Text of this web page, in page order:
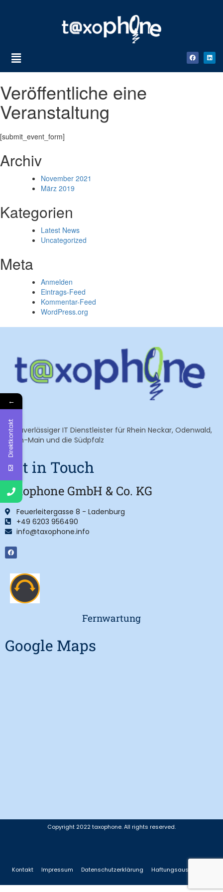
Veröffentliche eine
Veranstaltung
[submit_event_form]
Archiv
November 2021
März 2019
Kategorien
Latest News
Uncategorized
Meta
Anmelden
Eintrags-Feed
Kommentar-Feed
WordPress.org
Ihr zuverlässiger IT Dienstleister für Rhein Neckar, Odenwald,
Rhein-Main und die Südpfalz
Get in Touch
taxophone GmbH & Co. KG
Feuerleitergasse 8 - Ladenburg
+49 6203 956490
info@taxophone.info
Fernwartung
Google Maps
Copyright 2022 taxophone. All rights reserved.
Kontakt Impressum Datenschutzerklärung Haftungsausschluss
←
Direktkontakt